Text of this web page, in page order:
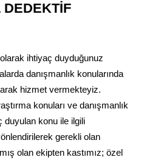
ihtiyaç duyduğunuz
danışmanlık konularında
hizmet vermekteyiz.
konuları ve danışmanlık
duyulan konu ile ilgili
gerekli olan
olan ekipten kastımız; özel